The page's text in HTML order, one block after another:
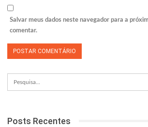
Salvar meus dados neste navegador para a
comentar.
Posts Recentes